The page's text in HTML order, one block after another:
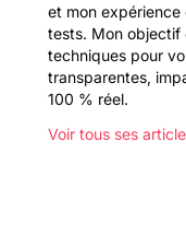
et mon
tests. Mon objectif
techniques pour
transparentes,
100 % réel.
Voir tous ses